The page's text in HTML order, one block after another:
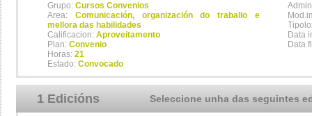
Grupo: Cursos Convenios
Area: Comunicación, organización do traballo e
mellora das habilidades
Calificacion: Aproveitamento
Plan: Convenio
Horas: 21
Estado: Convocado
Data
Data
1 Edicións Seleccione unha das seguintes